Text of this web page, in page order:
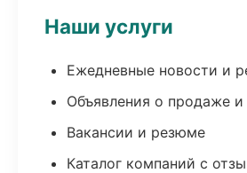
Наши услуги
Ежедневные новости и
Объявления о продаже и
Вакансии и резюме
Каталог компаний с